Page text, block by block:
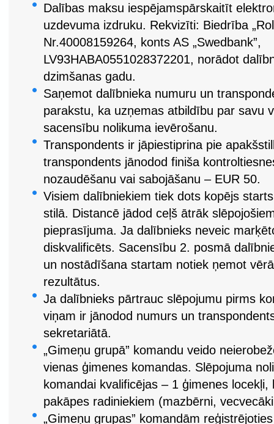
Dalības maksu iespējamspārskaitīt
uzdevuma izdruku. Rekvizīti: Biedrība
Nr.40008159264, konts AS „Swedbank”,
LV93HABA0551028372201, norādot
dzimšanas gadu.
Saņemot dalībnieka numuru un
parakstu, ka uzņemas atbildību par savu
sacensību nolikuma ievērošanu.
Transpondents ir jāpiestiprina pie
transpondents jānodod finiša
nozaudēšanu vai sabojāšanu – EUR 50.
Visiem dalībniekiem tiek dots kopējs
stilā. Distancē jādod ceļš ātrāk
pieprasījuma. Ja dalībnieks neveic
diskvalificēts. Sacensību 2. posmā
un nostādīšana startam notiek ņemot
rezultātus.
Ja dalībnieks pārtrauc slēpojumu pirms
viņam ir jānodod numurs un
sekretariātā.
„Gimeņu grupā” komandu veido
vienas ģimenes komandas. Slēpojuma
komandai kvalificējas – 1 ģimenes
pakāpes radiniekiem (mazbērni,
„Gimeņu grupas” komandām